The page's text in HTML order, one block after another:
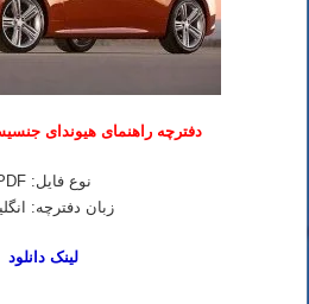
دفترچه راهنمای هیوندای جنسیس
نوع فایل: PDF
زبان دفترچه:
لینک دانلود